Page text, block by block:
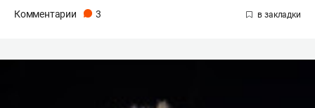
Комментарии 3